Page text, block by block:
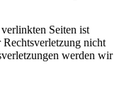
Seiten ist
nicht
werden wir